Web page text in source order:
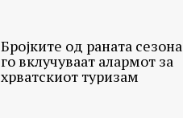
Бројките од раната сезона
го вклучуваат алармот за
хрватскиот туризам